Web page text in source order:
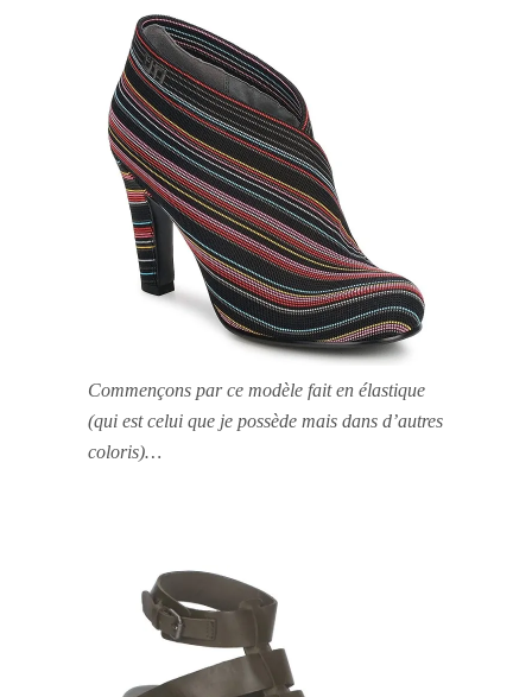
Commençons par ce modèle fait en élastique
(qui est celui que je possède mais dans d’autres
coloris)…